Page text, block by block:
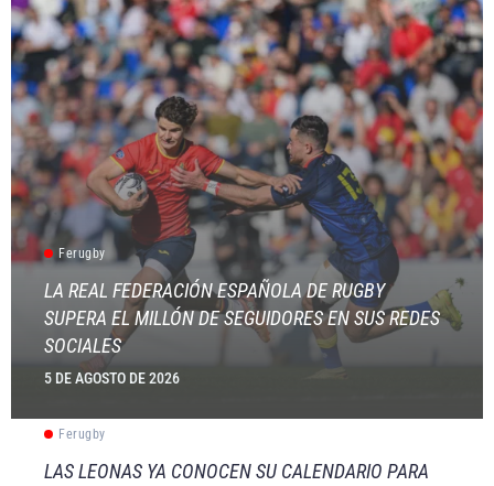
Ferugby
LA REAL FEDERACIÓN ESPAÑOLA DE RUGBY
SUPERA EL MILLÓN DE SEGUIDORES EN SUS REDES
SOCIALES
5 DE AGOSTO DE 2026
Ferugby
LAS LEONAS YA CONOCEN SU CALENDARIO PARA